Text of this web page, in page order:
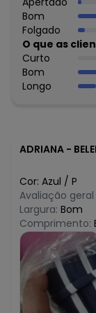
abril/2026
março/2026
fevereiro/2026
Bom
Folgado
O que as
Curto
Bom
Longo
ADRIANA -
Cor: Azul / P
Avaliação
Largura: Bom
Comprimento: